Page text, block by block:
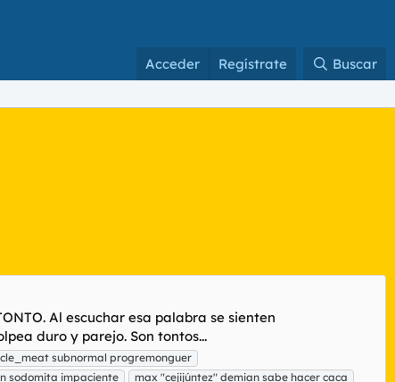
Acceder Regístrate Buscar
Al escuchar esa palabra se sienten
duro y parejo. Son tontos...
subnormal progremonguer
sodomita impaciente
max "cejijúntez" demian sabe hacer caca